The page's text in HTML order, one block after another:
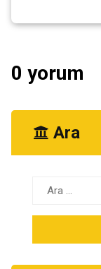
0 yorum
Ara
Arama: